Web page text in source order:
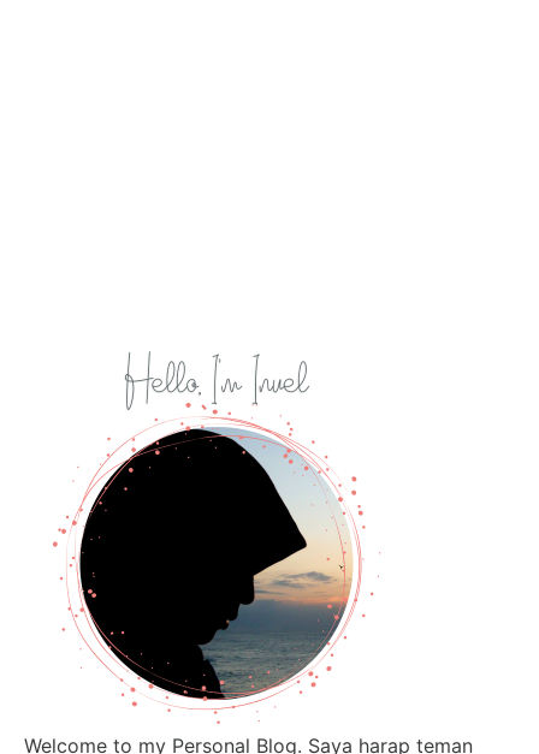
Welcome to my Personal Blog. Saya harap teman